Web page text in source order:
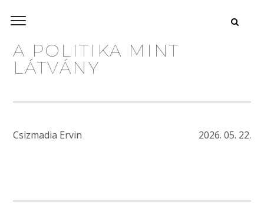
A POLITIKA MINT
LÁTVÁNY
Csizmadia Ervin 2026. 05. 22.